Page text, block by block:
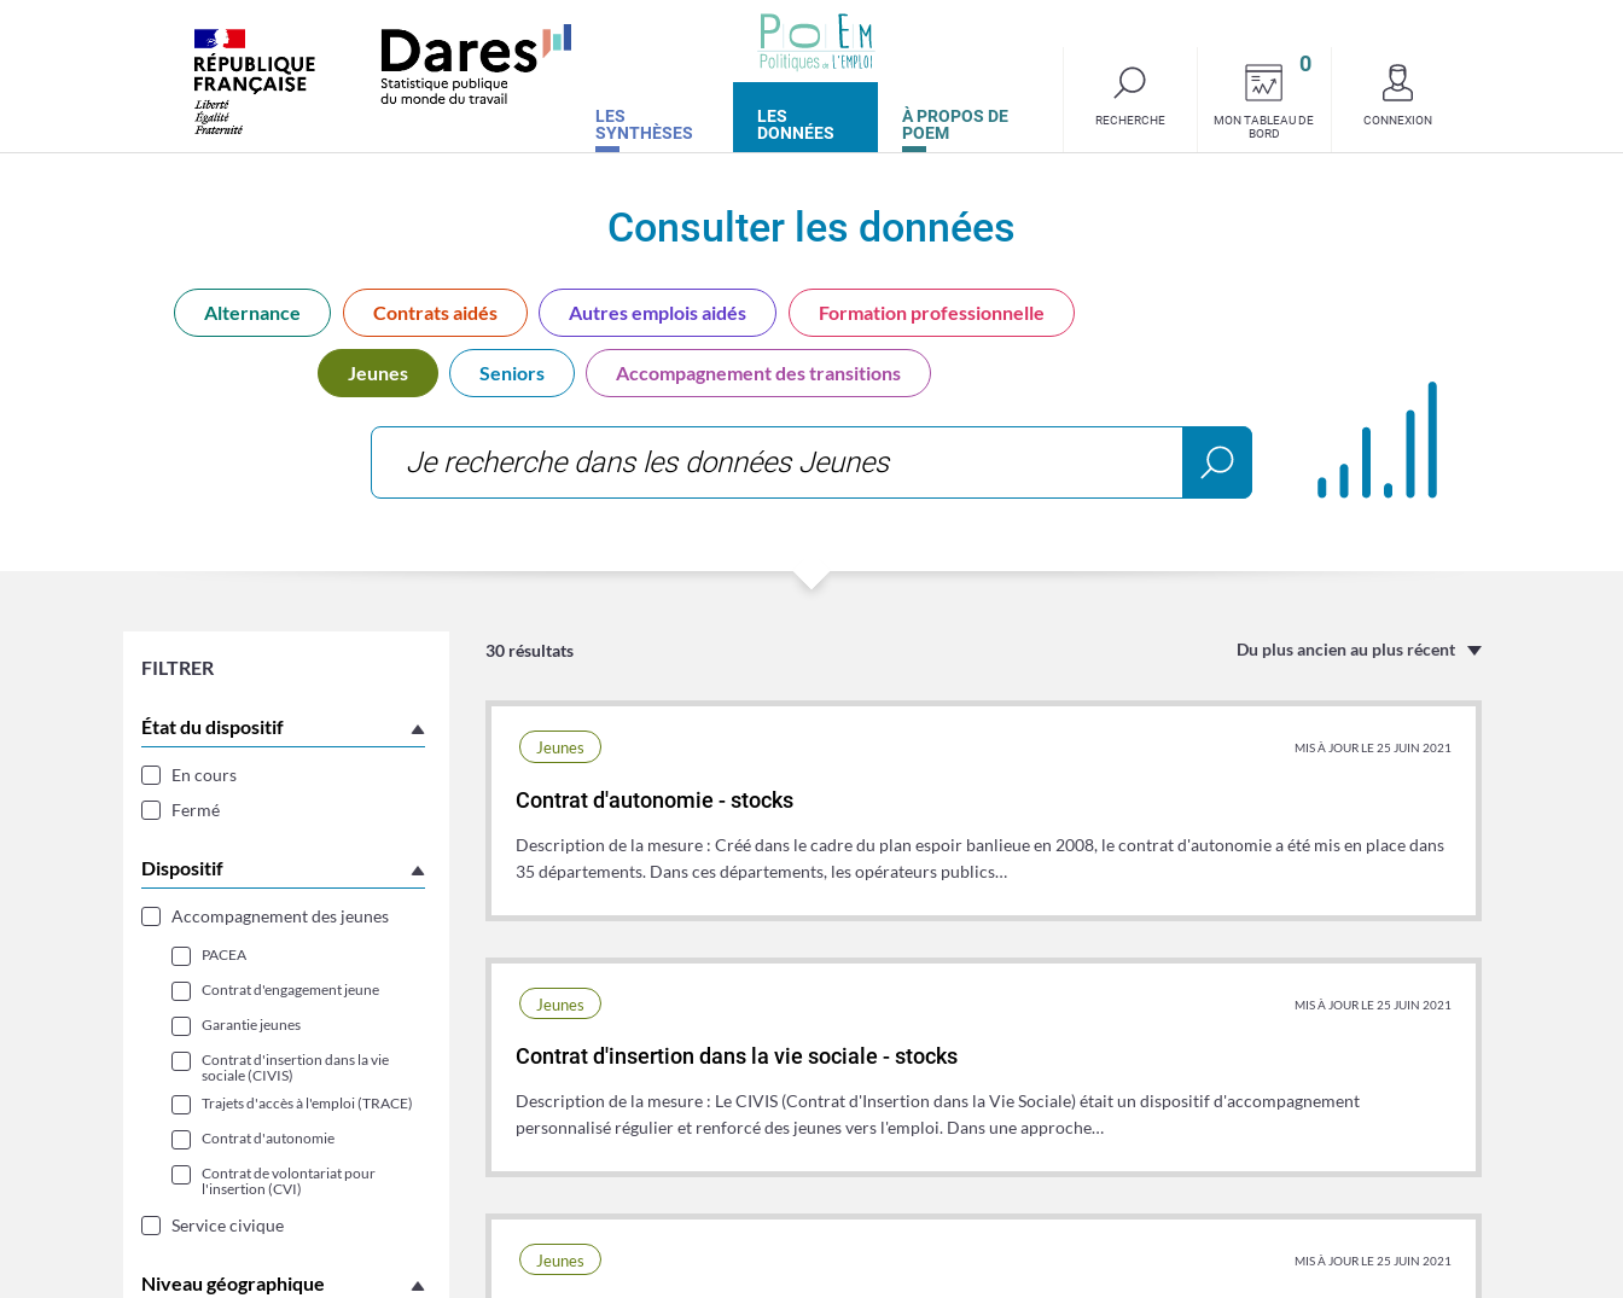
LES
SYNTHÈSES
LES
DONNÉES
À PROPOS DE
POEM
RECHERCHE
MON TABLEAU DE
BORD
0
requêtes
ou
synthèses
CONNEXION
Consulter les données
Alternance Contrats aidés Autres emplois aidés Formation professionnelle
Jeunes Seniors Accompagnement des transitions
caractères
30 résultats Du plus ancien au plus récent
Contrat d'autonomie - stocks
Description de la mesure : Créé dans le cadre du plan espoir banlieue en 2008, le contrat d'autonomie a été mis en place dans
35 départements. Dans ces départements, les opérateurs publics…
Jeunes MIS À JOUR LE 25 JUIN 2021
Contrat d'insertion dans la vie sociale - stocks
Description de la mesure : Le CIVIS (Contrat d'Insertion dans la Vie Sociale) était un dispositif d'accompagnement
personnalisé régulier et renforcé des jeunes vers l'emploi. Dans une approche…
Jeunes MIS À JOUR LE 25 JUIN 2021
Jeunes MIS À JOUR LE 25 JUIN 2021
FILTRER
État du dispositif
En cours
Fermé
Dispositif
Accompagnement des jeunes
PACEA
Contrat d'engagement jeune
Garantie jeunes
Contrat d'insertion dans la vie
sociale (CIVIS)
Trajets d'accès à l'emploi (TRACE)
Contrat d'autonomie
Contrat de volontariat pour
l'insertion (CVI)
Service civique
Niveau géographique